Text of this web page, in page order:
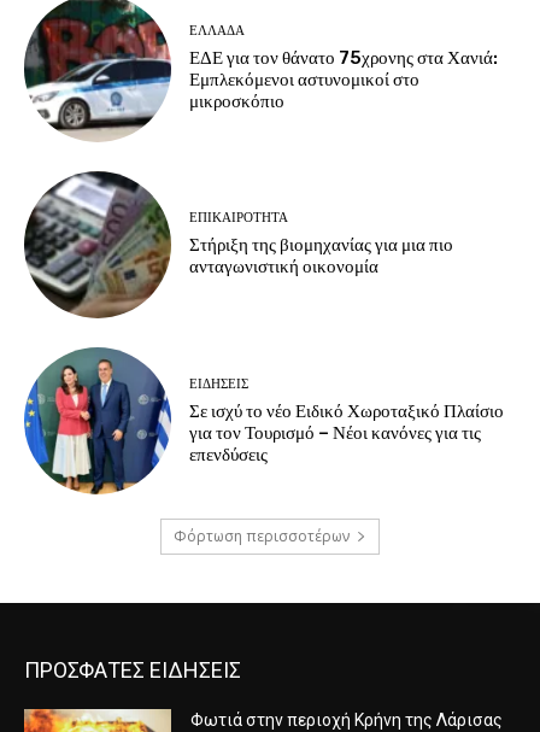
ΕΛΛΑΔΑ
ΕΔΕ για τον θάνατο 75χρονης στα Χανιά:
Εμπλεκόμενοι αστυνομικοί στο
μικροσκόπιο
ΕΠΙΚΑΙΡΟΤΗΤΑ
Στήριξη της βιομηχανίας για μια πιο
ανταγωνιστική οικονομία
ΕΙΔΗΣΕΙΣ
Σε ισχύ το νέο Ειδικό Χωροταξικό Πλαίσιο
για τον Τουρισμό – Νέοι κανόνες για τις
επενδύσεις
Φόρτωση περισσοτέρων
ΠΡΟΣΦΑΤΕΣ ΕΙΔΗΣΕΙΣ
Φωτιά στην περιοχή Κρήνη της Λάρισας